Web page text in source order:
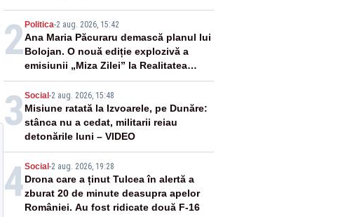
2 Politica-2 aug. 2026, 15:42
Ana Maria Păcuraru demască planul lui
Bolojan. O nouă ediție explozivă a
emisiunii „Miza Zilei” la Realitatea
PLUS
3 Social -2 aug. 2026, 15:48
Misiune ratată la Izvoarele, pe Dunăre:
stânca nu a cedat, militarii reiau
detonările luni – VIDEO
4Social -2 aug. 2026, 19:28
Drona care a ținut Tulcea în alertă a
zburat 20 de minute deasupra apelor
României. Au fost ridicate două F-16